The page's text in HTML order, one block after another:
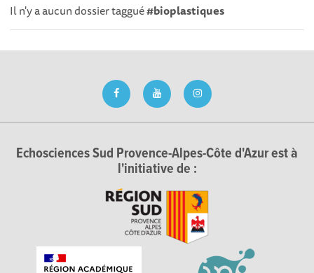
Il n'y a aucun dossier taggué#bioplastiques
Echosciences Sud Provence-Alpes-Côte d'Azur est à
l'initiative de :